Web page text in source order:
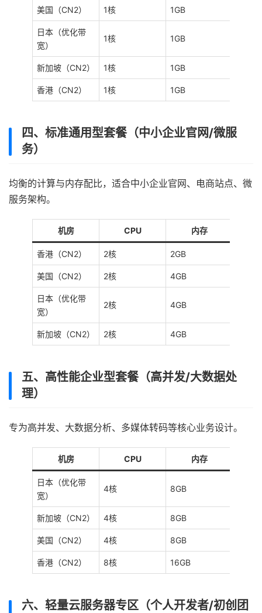
美国（CN2） 1核 1GB
日本（优化带
宽）
1核 1GB
新加坡（CN2） 1核 1GB
香港（CN2） 1核 1GB
四、标准通用型套餐（中小企业官网/微服
务）
均衡的计算与内存配比，适合中小企业官网、电商站点、微
服务架构。
机房 CPU 内存
香港（CN2） 2核 2GB
美国（CN2） 2核 4GB
日本（优化带
宽）
2核 4GB
新加坡（CN2） 2核 4GB
五、高性能企业型套餐（高并发/大数据处
理）
专为高并发、大数据分析、多媒体转码等核心业务设计。
机房 CPU 内存
日本（优化带
宽）
4核 8GB
新加坡（CN2） 4核 8GB
美国（CN2） 4核 8GB
香港（CN2） 8核 16GB
六、轻量云服务器专区（个人开发者/初创团